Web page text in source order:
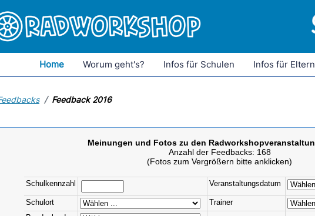
Home Worum geht's? Infos für Schulen Infos für Eltern
Feedback 2016